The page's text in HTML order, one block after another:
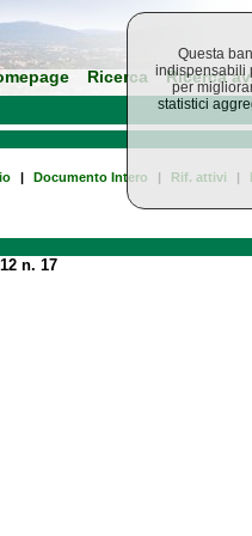
Ricerca Ricerca
| Documento Intero | Rif. attivi |
n. 17
Questa
indispensabili
per
statistici